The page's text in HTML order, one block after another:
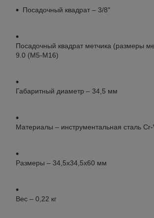
Посадочный квадрат – 3/8"
Посадочный квадрат метчика (размеры
9.0 (М5-М16)
Габаритный диаметр – 34,5 мм
Материалы – инструментальная сталь
Размеры – 34,5х34,5х60 мм
Вес – 0,22 кг